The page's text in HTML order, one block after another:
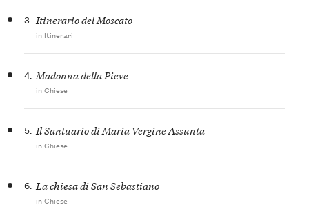
3. Itinerario del Moscato
in Itinerari
4. Madonna della Pieve
in Chiese
5. Il Santuario di Maria Vergine Assunta
in Chiese
6. La chiesa di San Sebastiano
in Chiese